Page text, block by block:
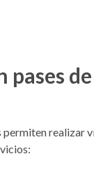
pases de
realizar